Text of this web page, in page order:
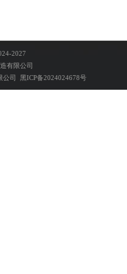
2027
有限公司
公司 黑ICP备2024024678号